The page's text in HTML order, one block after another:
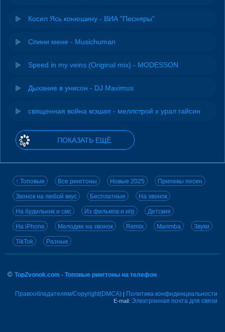
Косил Ясь конюшину - ВИА "Песняры"
Спини мене - Musichuman
Speed in my veins (Original mix) - MODESSON
Дыхание в унисон - DJ Maximus
священная война мэшап - меллстрой х урал гайсин
ПОКАЗАТЬ ЕЩЁ
↑ Топовые Все рингтоны Новые 2025 Припевы песен
Звонок на любой вкус Бесплатные На звонок
На будильник и смс Из фильмов и игр Детские
На iPhone Мелодии на звонок Remix Marimba Звуки
TikTok Разные
© TopZvonok.com - Топовые рингтоны на телефон
Правообладателям/Copyright(DMCA) | Политика конфиденциальности
E-mail: Электронная почта для связи